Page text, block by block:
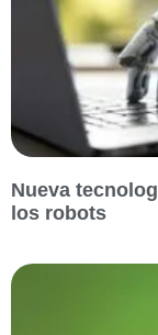
Nueva
los robots